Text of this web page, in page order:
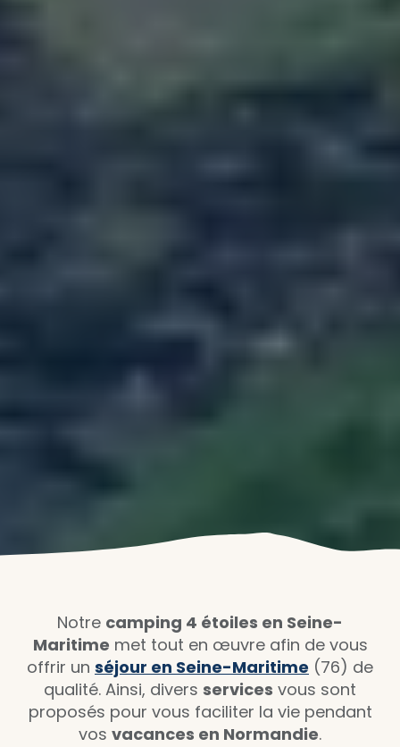
Notre camping 4 étoiles en Seine-
Maritime met tout en œuvre afin de vous
offrir un séjour en Seine-Maritime (76) de
qualité. Ainsi, divers services vous sont
proposés pour vous faciliter la vie pendant
vos vacances en Normandie.